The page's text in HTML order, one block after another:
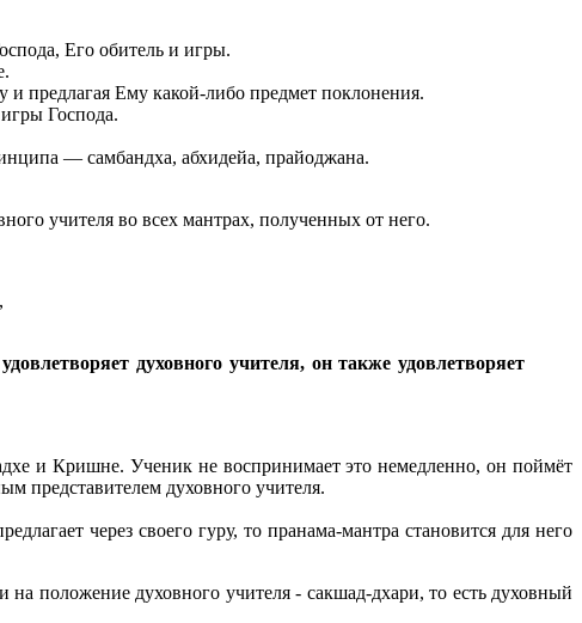
Его обитель и игры.
предлагая Ему какой-либо предмет поклонения.
Господа.
― самбандха, абхидейа, прайоджана.
учителя во всех мантрах, полученных от него.
духовного учителя, он также удовлетворяет
и Кришне. Ученик не воспринимает это немедленно, он поймёт
представителем духовного учителя.
через своего гуру, то пранама-мантра становится для него
положение духовного учителя - сакшад-дхари, то есть духовный